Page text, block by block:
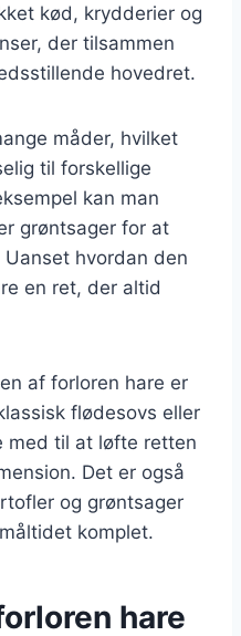
kød, krydderier og
der tilsammen
hovedret.
måder, hvilket
til forskellige
kan man
grøntsager for at
hvordan den
en ret, der altid
af forloren hare er
flødesovs eller
med til at løfte retten
Det er også
og grøntsager
komplet.
hare